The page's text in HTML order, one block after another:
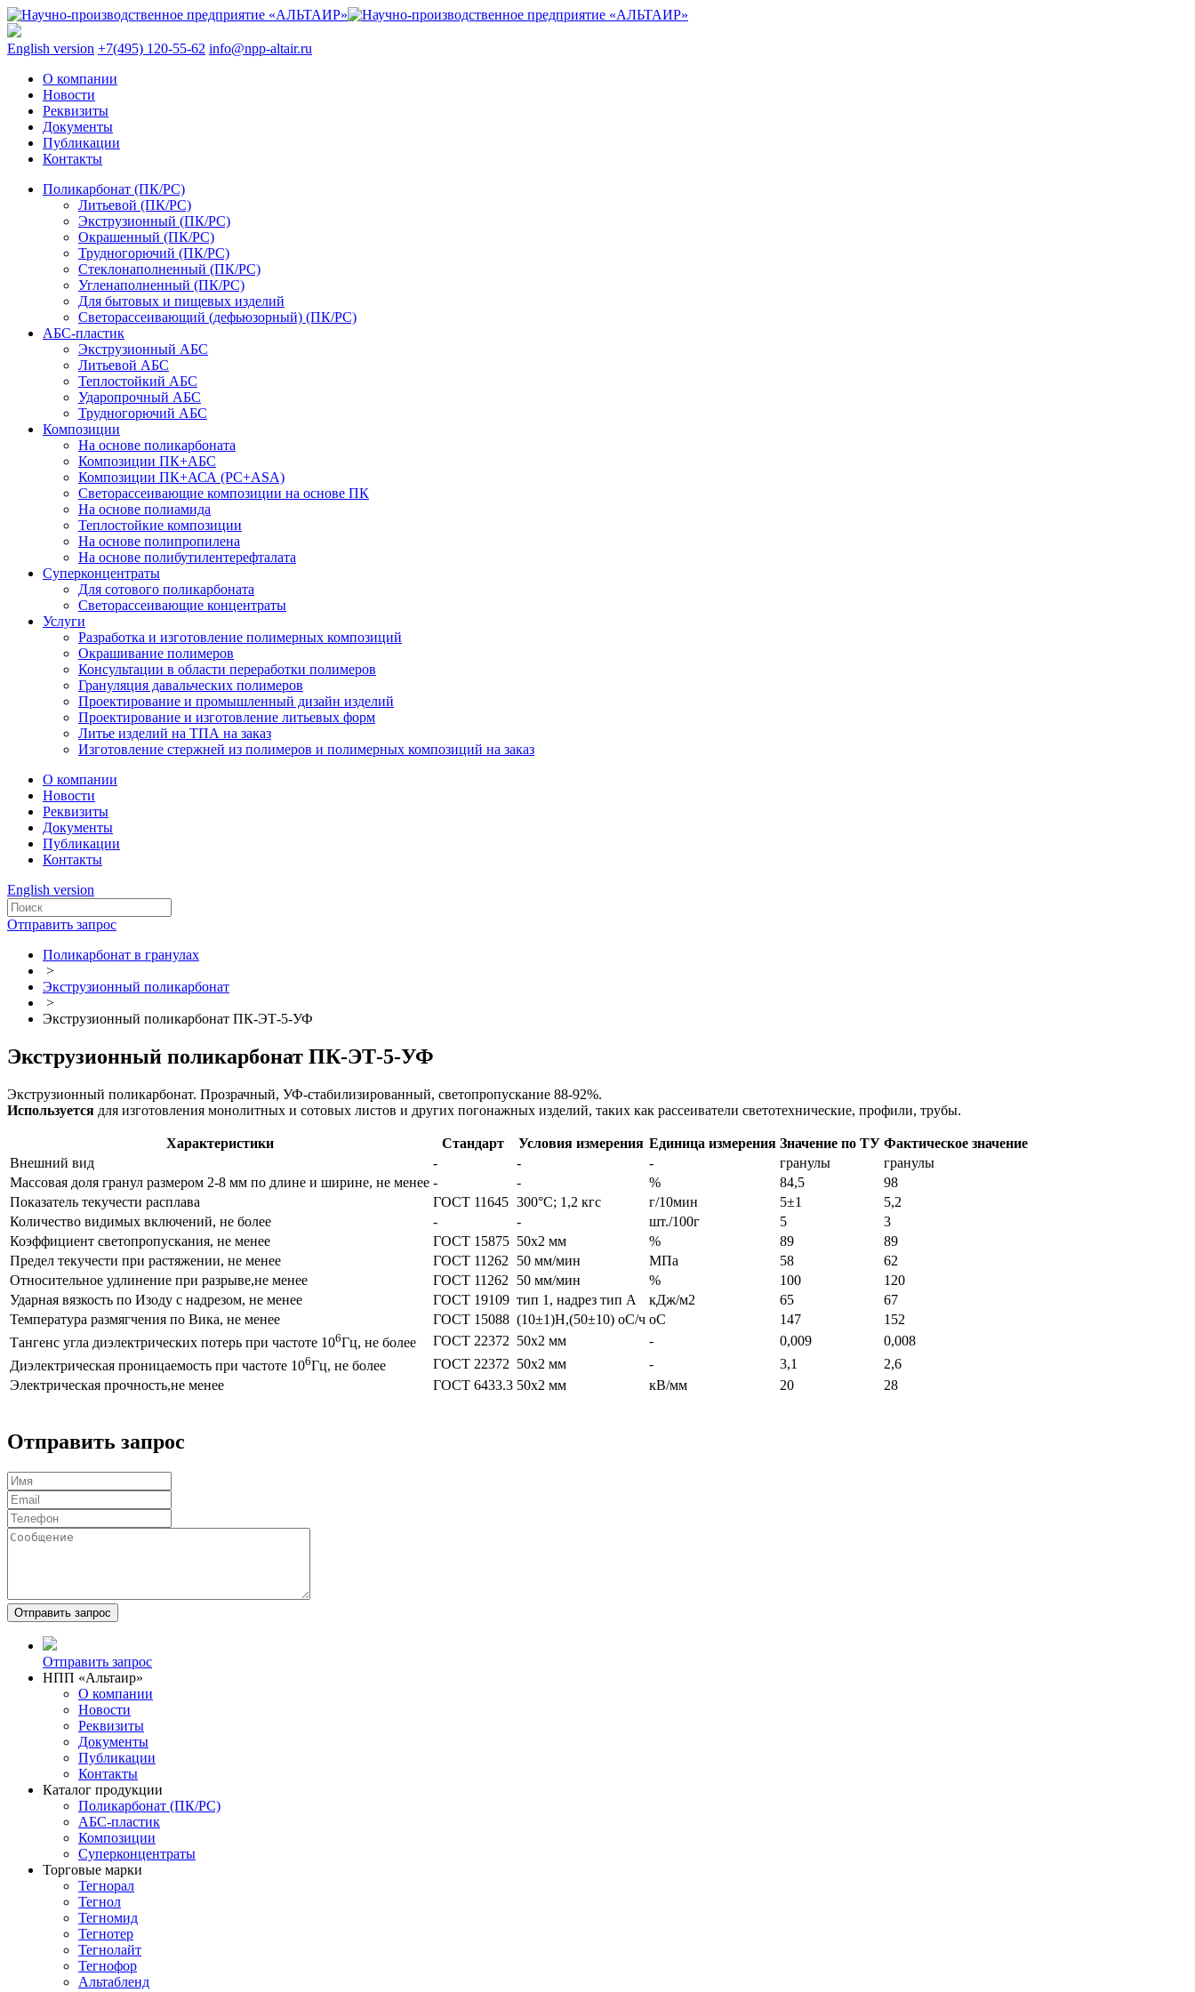
English version +7(495) 120-55-62 info@npp-altair.ru
О компании
Новости
Реквизиты
Документы
Публикации
Контакты
Поликарбонат (ПК/PC)
Литьевой (ПК/PC)
Экструзионный (ПК/PC)
Окрашенный (ПК/PC)
Трудногорючий (ПК/PC)
Стеклонаполненный (ПК/PC)
Угленаполненный (ПК/PC)
Для бытовых и пищевых изделий
Светорассеивающий (дефьюзорный) (ПК/PC)
АБС-пластик
Экструзионный АБС
Литьевой АБС
Теплостойкий АБС
Ударопрочный АБС
Трудногорючий АБС
Композиции
На основе поликарбоната
Композиции ПК+АБС
Композиции ПК+АСА (PC+ASA)
Светорассеивающие композиции на основе ПК
На основе полиамида
Теплостойкие композиции
На основе полипропилена
На основе полибутилентерефталата
Суперконцентраты
Для сотового поликарбоната
Светорассеивающие концентраты
Услуги
Разработка и изготовление полимерных композиций
Окрашивание полимеров
Консультации в области переработки полимеров
Грануляция давальческих полимеров
Проектирование и промышленный дизайн изделий
Проектирование и изготовление литьевых форм
Литье изделий на ТПА на заказ
Изготовление стержней из полимеров и полимерных композиций на заказ
О компании
Новости
Реквизиты
Документы
Публикации
Контакты
English version
Отправить запрос
Поликарбонат в гранулах
>
Экструзионный поликарбонат
>
Экструзионный поликарбонат ПК-ЭТ-5-УФ
Экструзионный поликарбонат ПК-ЭТ-5-УФ
Экструзионный поликарбонат. Прозрачный, УФ-стабилизированный, светопропускание 88-92%.
Используется для изготовления монолитных и сотовых листов и других погонажных изделий, таких как рассеиватели светотехнические, профили, трубы.
Характеристики Стандарт Условия измерения Единица измерения Значение по ТУ Фактическое значение
Внешний вид
- - - гранулы
гранулы
Массовая доля гранул размером 2-8 мм по длине и ширине, не менее - - % 84,5
98
Показатель текучести расплава
ГОСТ 11645 300°С; 1,2 кгс г/10мин 5±1
5,2
Количество видимых включений, не более
- - шт./100г 5
3
Коэффициент светопропускания, не менее
ГОСТ 15875 50х2 мм % 89
89
Предел текучести при растяжении, не менее
ГОСТ 11262 50 мм/мин МПа 58
62
Относительное удлинение при разрыве,не менее
ГОСТ 11262 50 мм/мин % 100
120
Ударная вязкость по Изоду с надрезом, не менее
ГОСТ 19109 тип 1, надрез тип А кДж/м2 65
67
Температура размягчения по Вика, не менее
ГОСТ 15088 (10±1)Н,(50±10) оС/ч оС 147
152
Тангенс угла диэлектрических потерь при частоте 106Гц, не более ГОСТ 22372 50х2 мм - 0,009
0,008
Диэлектрическая проницаемость при частоте 106Гц, не более ГОСТ 22372 50х2 мм - 3,1
2,6
Электрическая прочность,не менее
ГОСТ 6433.3 50х2 мм кВ/мм 20 28
Отправить запрос
Отправить запрос
НПП «Альтаир»
О компании
Новости
Реквизиты
Документы
Публикации
Контакты
Каталог продукции
Поликарбонат (ПК/PC)
АБС-пластик
Композиции
Суперконцентраты
Торговые марки
Тегнорал
Тегнол
Тегномид
Тегнотер
Тегнолайт
Тегнофор
Альтабленд